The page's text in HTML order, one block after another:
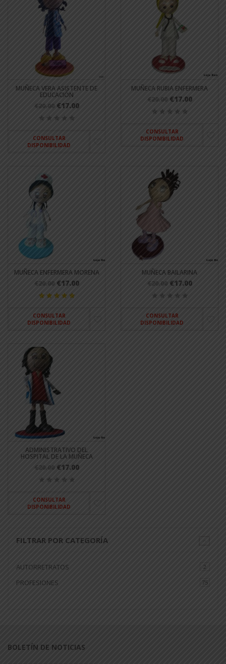
MUÑECA VERA ASISTENTE DE
EDUCACIÓN
€20.00 €17.00
CONSULTAR
DISPONIBILIDAD
MUÑECA RUBIA ENFERMERA
€20.00 €17.00
CONSULTAR
DISPONIBILIDAD
MUÑECA ENFERMERA MORENA
€20.00 €17.00
CONSULTAR
DISPONIBILIDAD
MUÑECA BAILARINA
€20.00 €17.00
CONSULTAR
DISPONIBILIDAD
ADMINISTRATIVO DEL
HOSPITAL DE LA MUÑECA
€20.00 €17.00
CONSULTAR
DISPONIBILIDAD
FILTRAR POR CATEGORÍA
AUTORRETRATOS 2
PROFESIONES 75
BOLETÍN DE NOTICIAS